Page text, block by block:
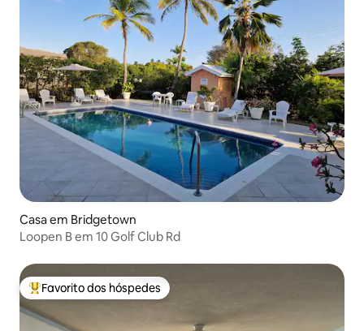
Casa em Bridgetown
Loopen B em 10 Golf Club Rd
Favoritos dos hóspedes mais apreciados
Favorito dos hóspedes